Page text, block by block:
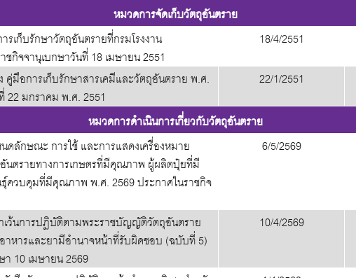
หมวดการจัดเก็บวัตถุอันตราย
รเก็บรักษาวัตถุอันตรายที่กรมโรงงาน
กิจจานุเบกษาวันที่ 18 เมษายน 2551
18/4/2551
คู่มือการเก็บรักษาสารเคมีและวัตถุอันตราย พ.ศ.
22 มกราคม พ.ศ. 2551
22/1/2551
หมวดการดำเนินการเกี่ยวกับวัตถุอันตราย
ดลักษณะ การใช้ และการแสดงเครื่องหมาย
อันตรายทางการเกษตรที่มีคุณภาพ ผู้ผลิตปุ๋ยที่มี
วบคุมที่มีคุณภาพ พ.ศ. 2569 ประกาศในราชกิจ
6/5/2569
เว้นการปฏิบัติตามพระราชบัญญัติวัตถุอันตราย
หารและยามีอำนาจหน้าที่รับผิดชอบ (ฉบับที่ 5)
10 เมษายน 2569
10/4/2569